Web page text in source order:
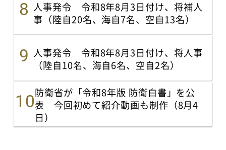
人事発令 令和8年8月3日付け、将補人
事（陸自20名、海自7名、空自13名）
人事発令 令和8年8月3日付け、将人事
（陸自10名、海自6名、空自2名）
防衛省が「令和8年版 防衛白書」を公
表 今回初めて紹介動画も制作（8月4
日）